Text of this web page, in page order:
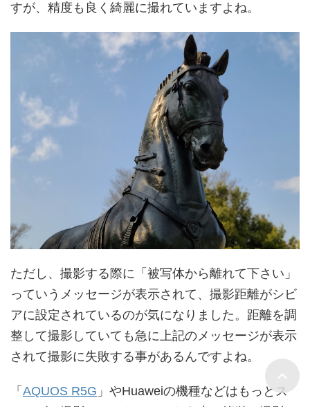
すが、精度も良く綺麗に撮れていますよね。
ただし、撮影する際に「被写体から離れて下さい」
っていうメッセージが表示されて、撮影距離がシビ
アに設定されているのが気になりました。距離を調
整して撮影していても急に上記のメッセージが表示
されて撮影に失敗する事があるんですよね。
「 AQUOS R5G 」やHuaweiの機種などはもっとス